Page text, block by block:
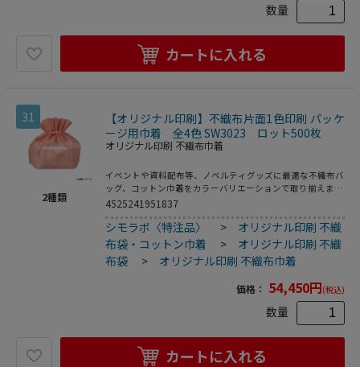
数量
カートに入れる
31
2種類
【オリジナル印刷】不織布片面1色印刷 パッケ
ージ用巾着 全4色 SW3023 ロット500枚
オリジナル印刷 不織布巾着
イベントや資料配布等、ノベルティグッズに最適な不織布バ
ッグ、コットン巾着をカラーバリエーションで取り揃えまし
た。片面シルク1色印刷、印刷領域は別途テンプレートでご
4525241951837
シモラボ〈特注品〉 > オリジナル印刷 不織
布袋・コットン巾着
> オリジナル印刷 不織
布袋
> オリジナル印刷 不織布巾着
価格： 54,450円(税込)
数量
カートに入れる